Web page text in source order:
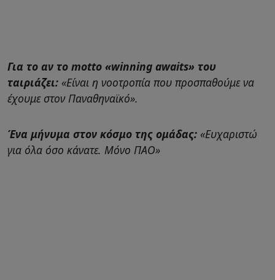
Για το αν το motto «winning awaits» του
ταιριάζει: «Είναι η νοοτροπία που προσπαθούμε να
έχουμε στον Παναθηναϊκό».
Ένα μήνυμα στον κόσμο της ομάδας: «Ευχαριστώ
για όλα όσο κάνατε. Μόνο ΠΑΟ»